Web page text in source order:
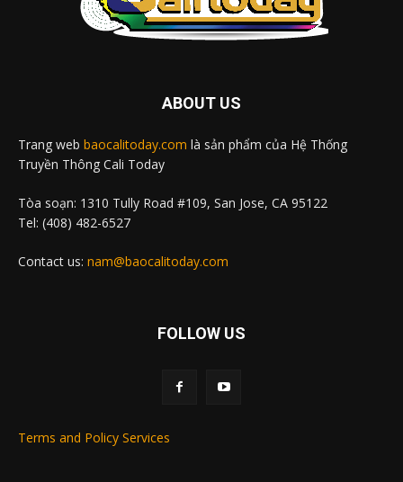
ABOUT US
Trang web baocalitoday.com là sản phẩm của Hệ Thống
Truyền Thông Cali Today
Tòa soạn: 1310 Tully Road #109, San Jose, CA 95122
Tel: (408) 482-6527
Contact us: nam@baocalitoday.com
FOLLOW US
Terms and Policy Services